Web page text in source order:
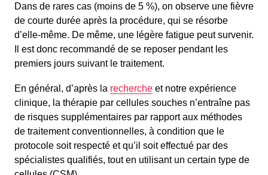
Dans de rares cas (moins de 5 %), on observe une fièvre
de courte durée après la procédure, qui se résorbe
d’elle-même. De même, une légère fatigue peut survenir.
Il est donc recommandé de se reposer pendant les
premiers jours suivant le traitement.
En général, d’après la recherche et notre expérience
clinique, la thérapie par cellules souches n’entraîne pas
de risques supplémentaires par rapport aux méthodes
de traitement conventionnelles, à condition que le
protocole soit respecté et qu’il soit effectué par des
spécialistes qualifiés, tout en utilisant un certain type de